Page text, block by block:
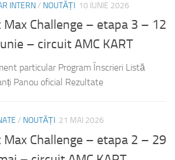
INTERN/ NOUTĂȚI 10 IUNIE 2026
Max Challenge – etapa 3 – 12
– circuit AMC KART
particular Program Înscrieri Listă
Panou oficial Rezultate
/ NOUTĂȚI 21 MAI 2026
Max Challenge – etapa 2 – 29